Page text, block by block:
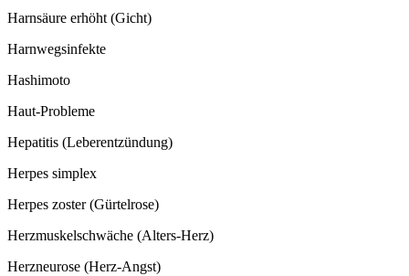
Harnsäure erhöht (Gicht)
Harnwegsinfekte
Hashimoto
Haut-Probleme
Hepatitis (Leberentzündung)
Herpes simplex
Herpes zoster (Gürtelrose)
Herzmuskelschwäche (Alters-Herz)
Herzneurose (Herz-Angst)